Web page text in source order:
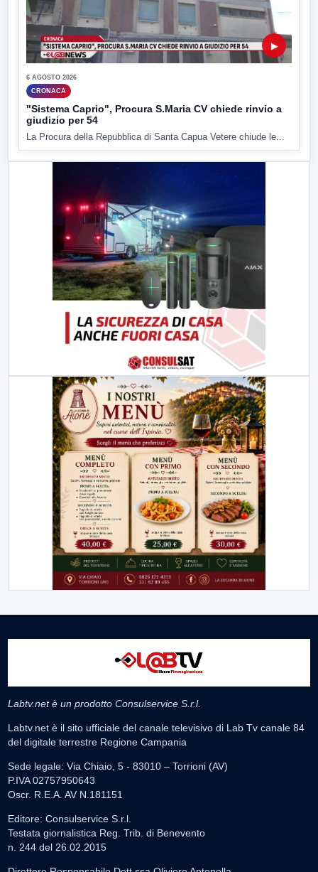
▶
6 AGOSTO 2026
CRONACA
"Sistema Caprio", Procura S.Maria CV chiede rinvio a
giudizio per 54
La Procura della Repubblica di Santa Capua Vetere chiude le...
Labtv.net è un prodotto Consulservice S.r.l.
Labtv.net è il sito ufficiale del canale televisivo di Lab Tv canale 84
del digitale terrestre Regione Campania
Sede legale: Via Chiaio, 5 - 83010 – Torrioni (AV)
P.IVA 02757950643
Oscr. R.E.A. AV N.181151
Editore: Consulservice S.r.l.
Testata giornalistica Reg. Trib. di Benevento
n. 244 del 26.02.2015